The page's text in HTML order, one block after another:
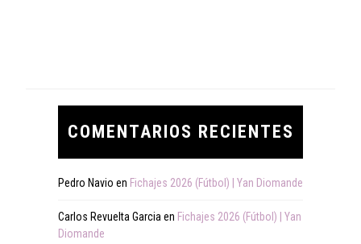
COMENTARIOS RECIENTES
Pedro Navio en Fichajes 2026 (Fútbol) | Yan Diomande
Carlos Revuelta Garcia en Fichajes 2026 (Fútbol) | Yan
Diomande